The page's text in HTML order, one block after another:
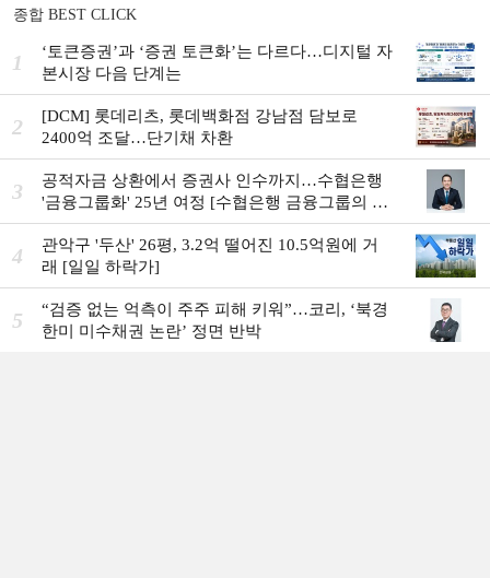
종합 BEST CLICK
1
‘토큰증권’과 ‘증권 토큰화’는 다르다…디지털 자
본시장 다음 단계는
2
[DCM] 롯데리츠, 롯데백화점 강남점 담보로
2400억 조달…단기채 차환
3
공적자금 상환에서 증권사 인수까지…수협은행
'금융그룹화' 25년 여정 [수협은행 금융그룹의 꿈
①]
4
관악구 '두산' 26평, 3.2억 떨어진 10.5억원에 거
래 [일일 하락가]
5
“검증 없는 억측이 주주 피해 키워”…코리, ‘북경
한미 미수채권 논란’ 정면 반박